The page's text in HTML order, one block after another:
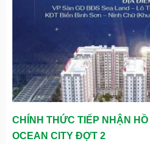
CHÍNH THỨC TIẾP NHẬN
OCEAN CITY ĐỢT 2